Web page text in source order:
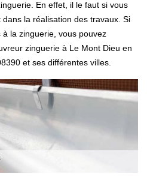
En effet, il le faut si vous
la réalisation des travaux. Si
la zinguerie, vous pouvez
zinguerie à Le Mont Dieu en
et ses différentes villes.